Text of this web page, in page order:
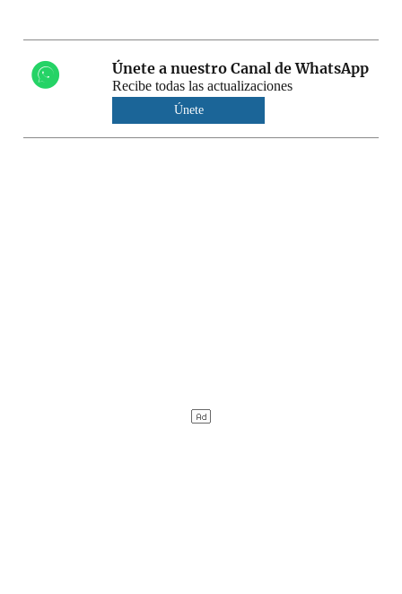
Únete a nuestro Canal de WhatsApp
Recibe todas las actualizaciones
Únete